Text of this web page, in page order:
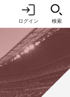
ログイン 検索